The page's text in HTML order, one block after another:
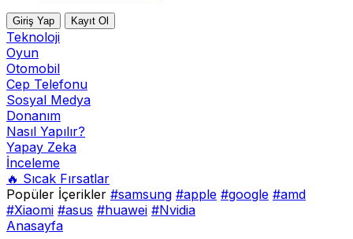
Giriş Yap Kayıt Ol
Teknoloji
Oyun
Otomobil
Cep Telefonu
Sosyal Medya
Donanım
Nasıl Yapılır?
Yapay Zeka
İnceleme
🔥 Sıcak Fırsatlar
Popüler İçerikler #samsung #apple #google #amd
#Xiaomi #asus #huawei #Nvidia
Anasayfa